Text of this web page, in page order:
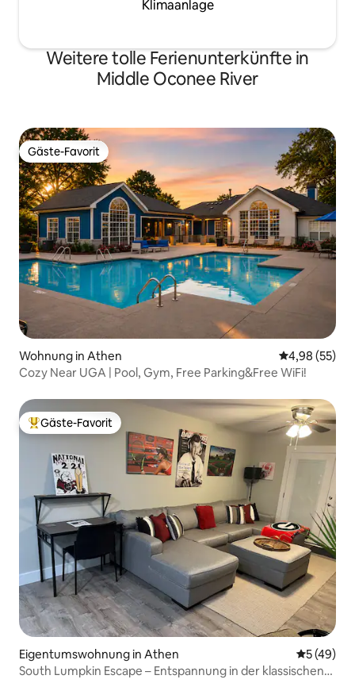
Klimaanlage
Weitere tolle Ferienunterkünfte in
Middle Oconee River
Gäste-Favorit
Gäste-Favorit
Wohnung in Athen
4,98 (55)
Cozy Near UGA | Pool, Gym, Free Parking&Free WiFi!
Beliebter Gäste-Favorit.
Gäste-Favorit
Eigentumswohnung in Athen
5 (49)
South Lumpkin Escape – Entspannung in der klassischen